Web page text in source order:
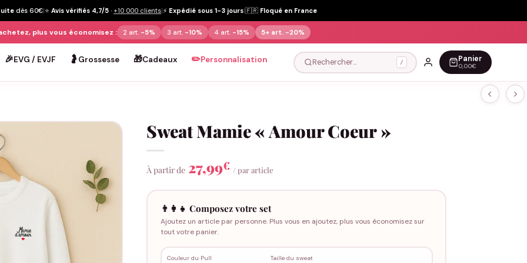
dès 60€|⭐ Avis vérifiés 4,7/5 · +10 000 clients|⚡ Expédié sous 1-3 jours|🇫🇷 Floqué en France
plus vous économisez : 2 art. -5% 3 art. -10% 4 art. -15% 5+ art. -20%
🎉EVG / EVJF 🤰 Grossesse 🎁Cadeaux ✏️Personnalisation Rechercher… / Panier
0,00€
Sweat Mamie « Amour Coeur »
À partir de 27,99€ / par article
👨‍👩‍👧 Composez votre set
Ajoutez un article par personne. Plus vous en ajoutez, plus vous économisez sur
tout votre panier.
Couleur du Pull Taille du sweat